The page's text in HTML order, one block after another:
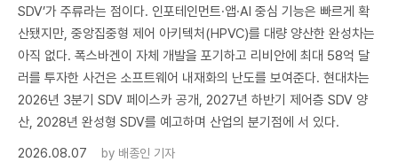
SDV’가 주류라는 점이다. 인포테인먼트·앱·AI 중심 기능은 빠르게 확
산됐지만, 중앙집중형 제어 아키텍처(HPVC)를 대량 양산한 완성차는
아직 없다. 폭스바겐이 자체 개발을 포기하고 리비안에 최대 58억 달
러를 투자한 사건은 소프트웨어 내재화의 난도를 보여준다. 현대차는
2026년 3분기 SDV 페이스카 공개, 2027년 하반기 제어층 SDV 양
산, 2028년 완성형 SDV를 예고하며 산업의 분기점에 서 있다.
2026.08.07
by 배종인 기자